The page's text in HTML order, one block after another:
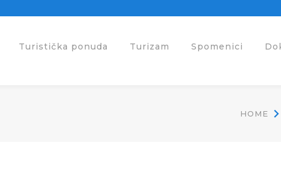
Turistička ponuda Turizam Spomenici
HOME